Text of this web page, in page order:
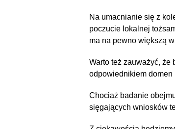
Na umacnianie się z
poczucie lokalnej
ma na pewno większą
Warto też zauważyć, że
odpowiednikiem domen
Chociaż badanie
sięgających wniosków